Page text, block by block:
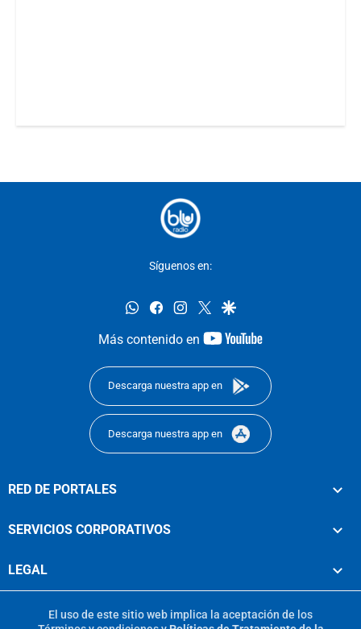
Síguenos en:
whatsappfacebookinstagram
twittergoogle
Más contenido en
youtube-
Descarga nuestra app en
Descarga nuestra app en
RED DE PORTALES
SERVICIOS CORPORATIVOS
LEGAL
El uso de este sitio web implica la aceptación de los